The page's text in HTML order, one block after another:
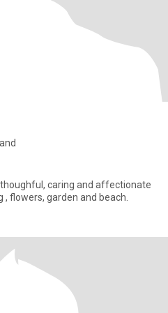
caring and affectionate
, flowers, garden and beach.